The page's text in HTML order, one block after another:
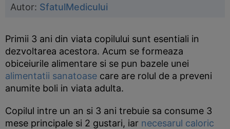
Autor: SfatulMedicului
Primii 3 ani din viata copilului sunt esentiali in
dezvoltarea acestora. Acum se formeaza
obiceiurile alimentare si se pun bazele unei
alimentatii sanatoase care are rolul de a preveni
anumite boli in viata adulta.
Copilul intre un an si 3 ani trebuie sa consume 3
mese principale si 2 gustari, iar necesarul caloric